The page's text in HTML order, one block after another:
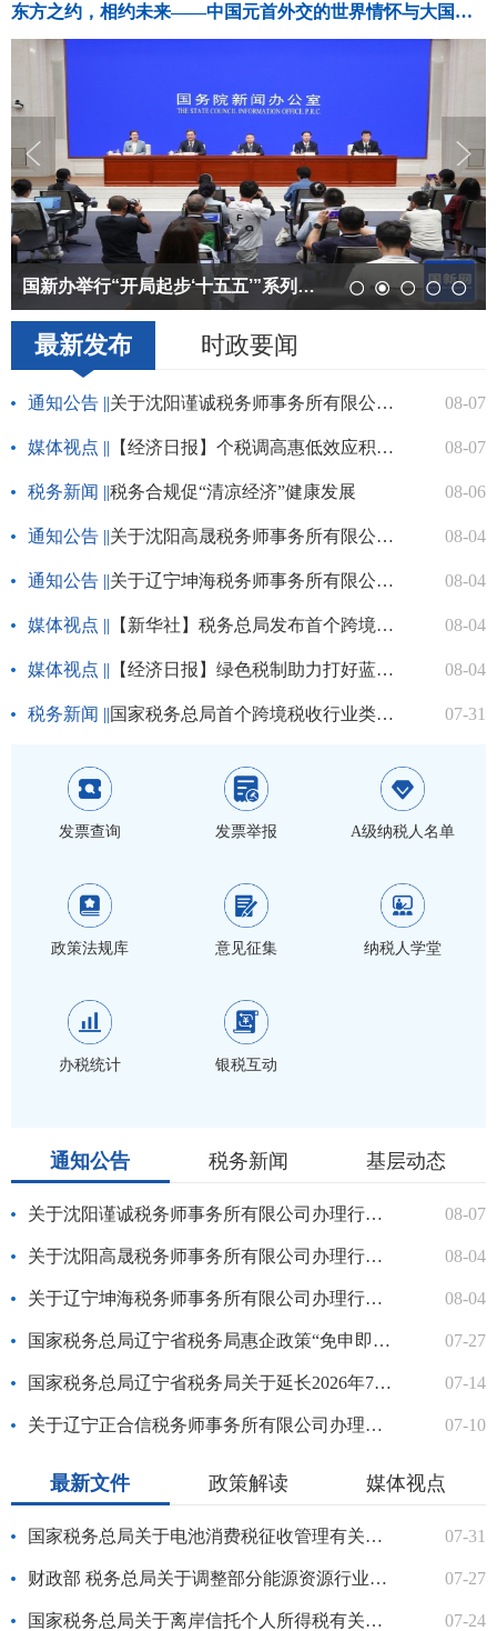
东方之约，相约未来——中国元首外交的世界情怀与大国气派
税务合规促“清凉经济”健康发展
国新办举行“开局起步‘十五五’”系列主题新闻...
国家税务总局阜新市清河门区税务局税务干部深入...
国家税务总局调兵山市税务局选派业务骨干辅导纳...
阜新税务税宣小分队组织大学生走进社区
最新发布 时政要闻
通知公告 || 08-07
关于沈阳谨诚税务师事务所有限公司办理行政登记的公示
媒体视点 || 08-07
【经济日报】个税调高惠低效应积极显现
税务新闻 || 08-06
税务合规促“清凉经济”健康发展
通知公告 || 08-04
关于沈阳高晟税务师事务所有限公司办理行政登记的公示
通知公告 || 08-04
关于辽宁坤海税务师事务所有限公司办理行政登记的公示
媒体视点 || 08-04
【新华社】税务总局发布首个跨境税收行业类指引
媒体视点 || 08-04
【经济日报】绿色税制助力打好蓝天保卫战
税务新闻 || 07-31
国家税务总局首个跨境税收行业类指引《国际运输涉税服务指引》正式发布
发票查询 发票举报 A级纳税人名单
政策法规库 意见征集 纳税人学堂
办税统计 银税互动
通知公告 税务新闻 基层动态
08-07
关于沈阳谨诚税务师事务所有限公司办理行政登记的公示
08-04
关于沈阳高晟税务师事务所有限公司办理行政登记的公示
08-04
关于辽宁坤海税务师事务所有限公司办理行政登记的公示
07-27
国家税务总局辽宁省税务局惠企政策“免申即享”事项清单（第七批）
07-14
国家税务总局辽宁省税务局关于延长2026年7月申报纳税期限的通告
07-10
关于辽宁正合信税务师事务所有限公司办理行政登记的公示
最新文件 政策解读 媒体视点
07-31
国家税务总局关于电池消费税征收管理有关事项的公告
07-27
财政部 税务总局关于调整部分能源资源行业企业城镇土地使用税政...
07-24
国家税务总局关于离岸信托个人所得税有关征管事项的公告